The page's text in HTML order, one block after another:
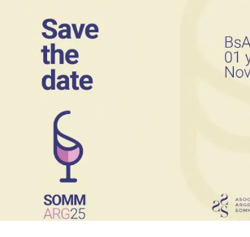
En 2018, me recibí de profesor de
utilice la docencia para aplicar la
de forma personalizada y en cada grupo
Juane aEl Tributuc
De las clases al modelaje
Las clases de funcional las imparte en
con grupos heterogéneos integrados
recién comienzan a estrenar, o que
rehabilitarse, otras con algún